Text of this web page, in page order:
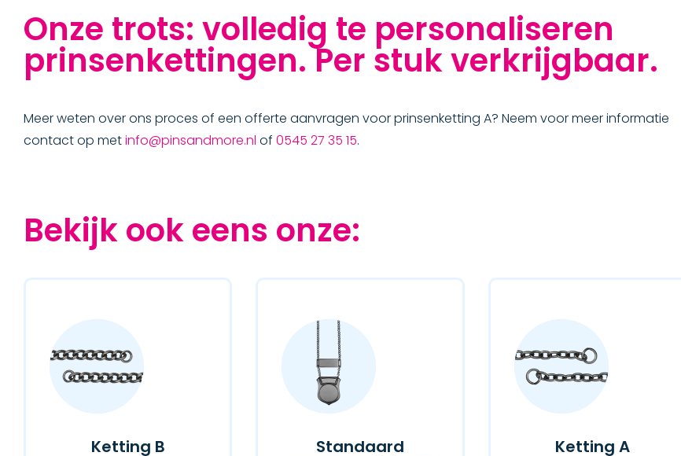
Onze trots: volledig te personaliseren
prinsenkettingen. Per stuk verkrijgbaar.
Meer weten over ons proces of een offerte aanvragen voor prinsenketting A? Neem voor meer informatie
contact op metinfo@pinsandmore.nl of 0545 27 35 15.
Bekijk ook eens onze:
Ketting B
Standaard
Ketting A